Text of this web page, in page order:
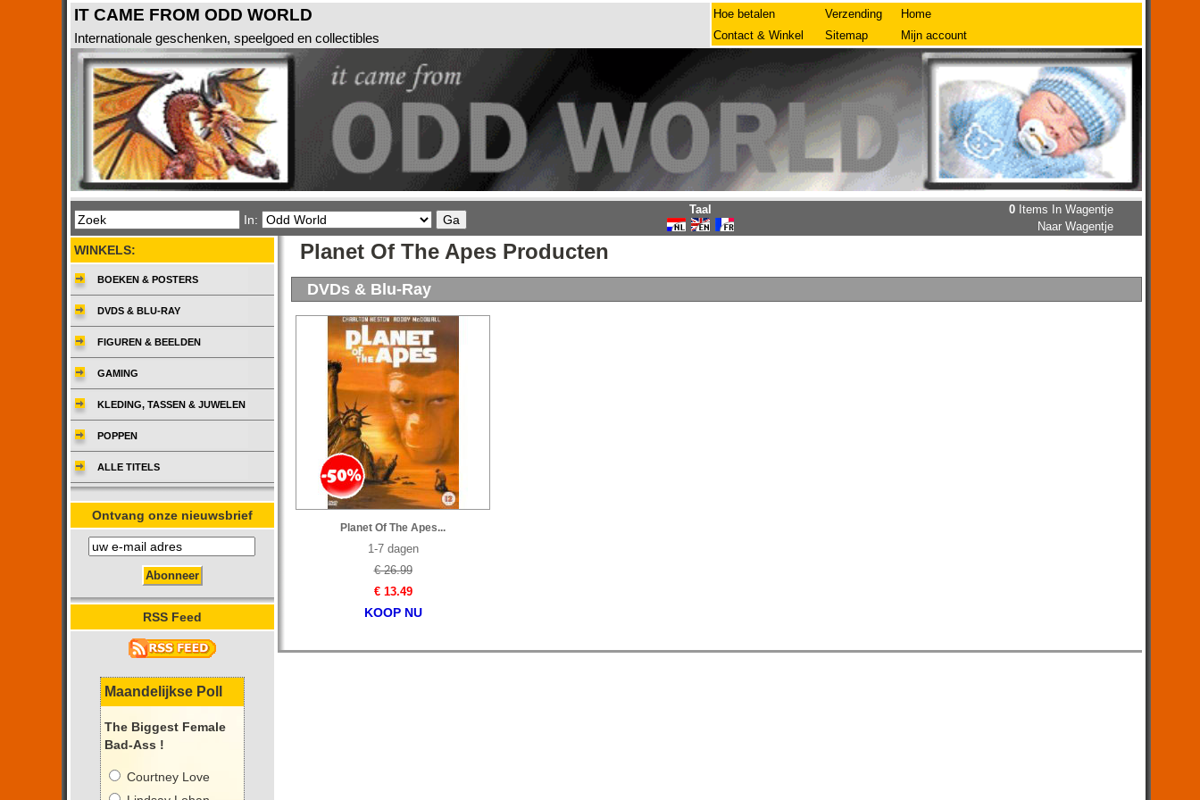
IT CAME FROM ODD WORLD
Internationale geschenken, speelgoed en collectibles
Hoe betalen
Contact & Winkel
Verzending
Sitemap
Home
Mijn account
In:
Taal 0Items In Wagentje
Naar Wagentje
Planet Of The Apes Producten
DVDs & Blu-Ray
Planet Of The Apes...
1-7 dagen
€ 26.99
€ 13.49
KOOP NU
WINKELS:
BOEKEN & POSTERS
DVDS & BLU-RAY
FIGUREN & BEELDEN
GAMING
KLEDING, TASSEN & JUWELEN
POPPEN
ALLE TITELS
Ontvang onze nieuwsbrief
RSS Feed
Maandelijkse Poll
The Biggest Female
Bad-Ass !
Courtney Love